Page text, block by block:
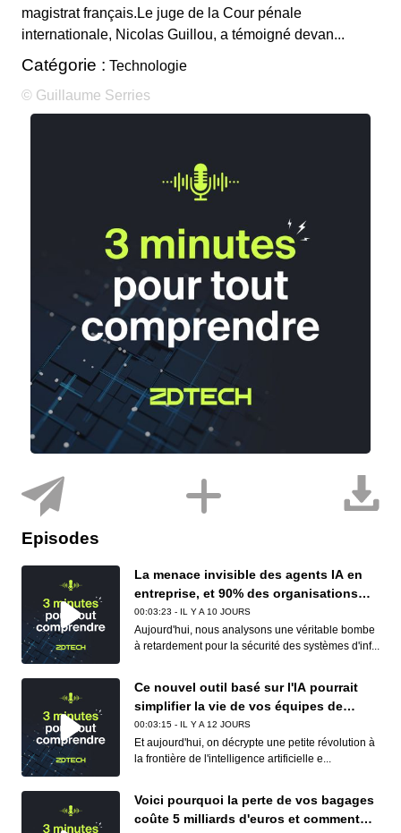
magistrat français.Le juge de la Cour pénale
internationale, Nicolas Guillou, a témoigné devan...
Catégorie : Technologie
© Guillaume Serries
Episodes
La menace invisible des agents IA en
entreprise, et 90% des organisations
sont concernées
00:03:23 - IL Y A 10 JOURS
Aujourd'hui, nous analysons une véritable bombe
à retardement pour la sécurité des systèmes d'inf...
Ce nouvel outil basé sur l'IA pourrait
simplifier la vie de vos équipes de
conformité (et de vos développeurs)
00:03:15 - IL Y A 12 JOURS
Et aujourd'hui, on décrypte une petite révolution à
la frontière de l'intelligence artificielle e...
Voici pourquoi la perte de vos bagages
coûte 5 milliards d'euros et comment